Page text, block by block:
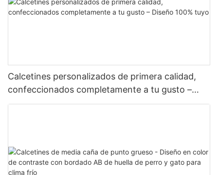
Calcetines personalizados de primera calidad,
confeccionados completamente a tu gusto –
Diseño 100% tuyo